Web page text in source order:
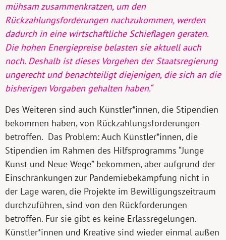
mühsam zusammenkratzen, um den
Rückzahlungsforderungen nachzukommen, werden
dadurch in eine wirtschaftliche Schieflagen geraten.
Die hohen Energiepreise belasten sie aktuell auch
noch. Deshalb ist dieses Vorgehen der Staatsregierung
ungerecht und benachteiligt diejenigen, die sich an die
bisherigen Vorgaben gehalten haben.“
Des Weiteren sind auch Künstler*innen, die Stipendien
bekommen haben, von Rückzahlungsforderungen
betroffen. Das Problem: Auch Künstler*innen, die
Stipendien im Rahmen des Hilfsprogramms “Junge
Kunst und Neue Wege” bekommen, aber aufgrund der
Einschränkungen zur Pandemiebekämpfung nicht in
der Lage waren, die Projekte im Bewilligungszeitraum
durchzuführen, sind von den Rückforderungen
betroffen. Für sie gibt es keine Erlassregelungen.
Künstler*innen und Kreative sind wieder einmal außen